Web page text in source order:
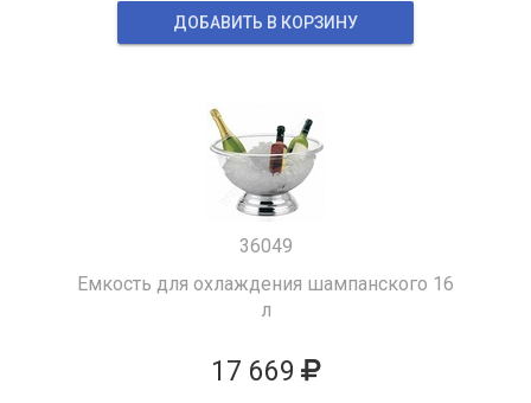
ДОБАВИТЬ В КОРЗИНУ
36049
Емкость для охлаждения шампанского 16
л
17 669